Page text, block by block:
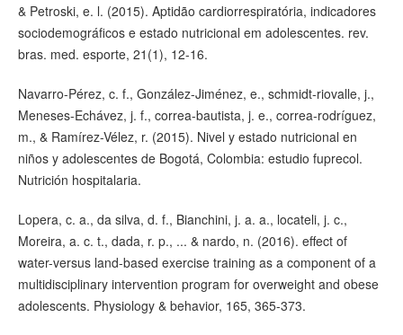
& Petroski, e. l. (2015). Aptidão cardiorrespiratória, indicadores
sociodemográficos e estado nutricional em adolescentes. rev.
bras. med. esporte, 21(1), 12-16.
Navarro-Pérez, c. f., González-Jiménez, e., schmidt-riovalle, j.,
Meneses-Echávez, j. f., correa-bautista, j. e., correa-rodríguez,
m., & Ramírez-Vélez, r. (2015). Nivel y estado nutricional en
niños y adolescentes de Bogotá, Colombia: estudio fuprecol.
Nutrición hospitalaria.
Lopera, c. a., da silva, d. f., Bianchini, j. a. a., locateli, j. c.,
Moreira, a. c. t., dada, r. p., ... & nardo, n. (2016). effect of
water-versus land-based exercise training as a component of a
multidisciplinary intervention program for overweight and obese
adolescents. Physiology & behavior, 165, 365-373.